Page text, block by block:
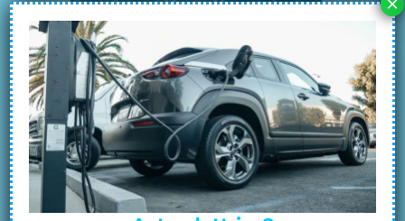
Parking Open 24 Hours
Lorem ipsum dolor sit amet, ea pri meis
accusam. Et vis accusam rationibus
liberavisse, an vix viderer admodum.
Atqui docendi omittam ei has, liber
constituam id vim. Eam in dico…